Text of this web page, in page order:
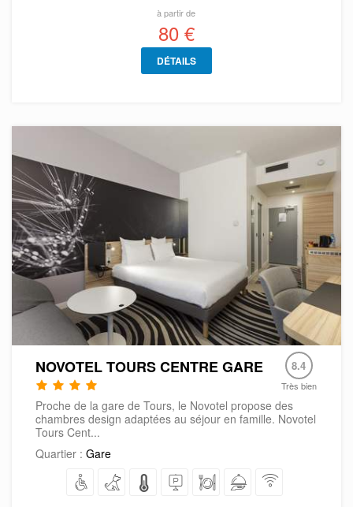
à partir de
80 €
DÉTAILS
NOVOTEL TOURS CENTRE GARE 8.4
Très bien
Proche de la gare de Tours, le Novotel propose des
chambres design adaptées au séjour en famille. Novotel
Tours Cent...
Quartier : Gare